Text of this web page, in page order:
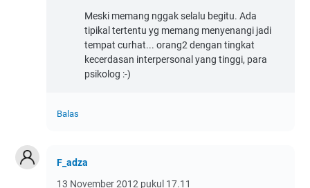
Meski memang nggak selalu begitu. Ada
tipikal tertentu yg memang menyenangi jadi
tempat curhat... orang2 dengan tingkat
kecerdasan interpersonal yang tinggi, para
psikolog :-)
Balas
F_adza
13 November 2012 pukul 17.11